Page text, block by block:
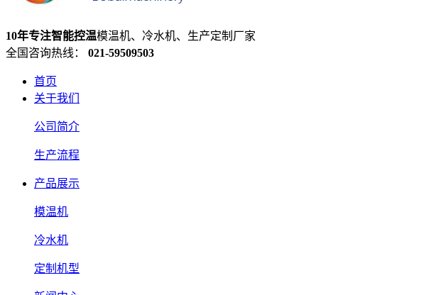
10年专注智能控温模温机、冷水机、生产定制厂家
全国咨询热线： 021-59509503
首页
关于我们
公司简介
生产流程
产品展示
模温机
冷水机
定制机型